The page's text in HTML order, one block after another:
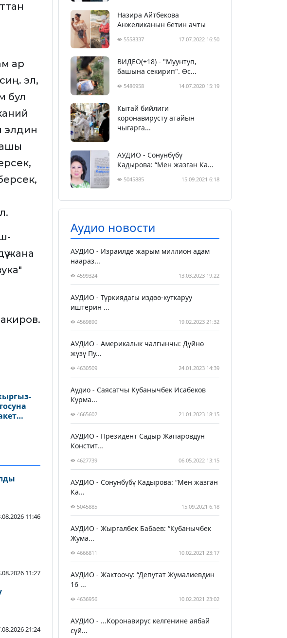
ар
эл,
бул
элдин
жана
11:46
11:27
21:24
Назира Айтбекова
Анжеликанын бетин ачты
5558337 17.07.2022 16:50
ВИДЕО(+18) - "Муунтуп,
башына секирип". Өс...
5486958 14.07.2020 15:19
Кытай бийлиги
коронавирусту атайын
чыгарга...
АУДИО - Сонунбүбү
Кадырова: “Мен жазган Ка...
5045885 15.09.2021 6:18
Аудио новости
АУДИО - Израилде жарым миллион адам
наараз...
4599324 13.03.2023 19:22
АУДИО - Түркиядагы издөө-куткаруу
иштерин ...
4569890 19.02.2023 21:32
АУДИО - Америкалык чалгынчы: Дүйнө
жүзү Пу...
4630509 24.01.2023 14:39
Аудио - Саясатчы Кубанычбек Исабеков
Курма...
4665602 21.01.2023 18:15
АУДИО - Президент Садыр Жапаровдун
Констит...
4627739 06.05.2022 13:15
АУДИО - Сонунбүбү Кадырова: “Мен жазган
Ка...
5045885 15.09.2021 6:18
АУДИО - Жыргалбек Бабаев: “Кубанычбек
Жума...
4666811 10.02.2021 23:17
АУДИО - Жактоочу: “Депутат Жумалиевдин
16 ...
4636956 10.02.2021 23:02
АУДИО - ...Коронавирус келгенине аябай
сүй...